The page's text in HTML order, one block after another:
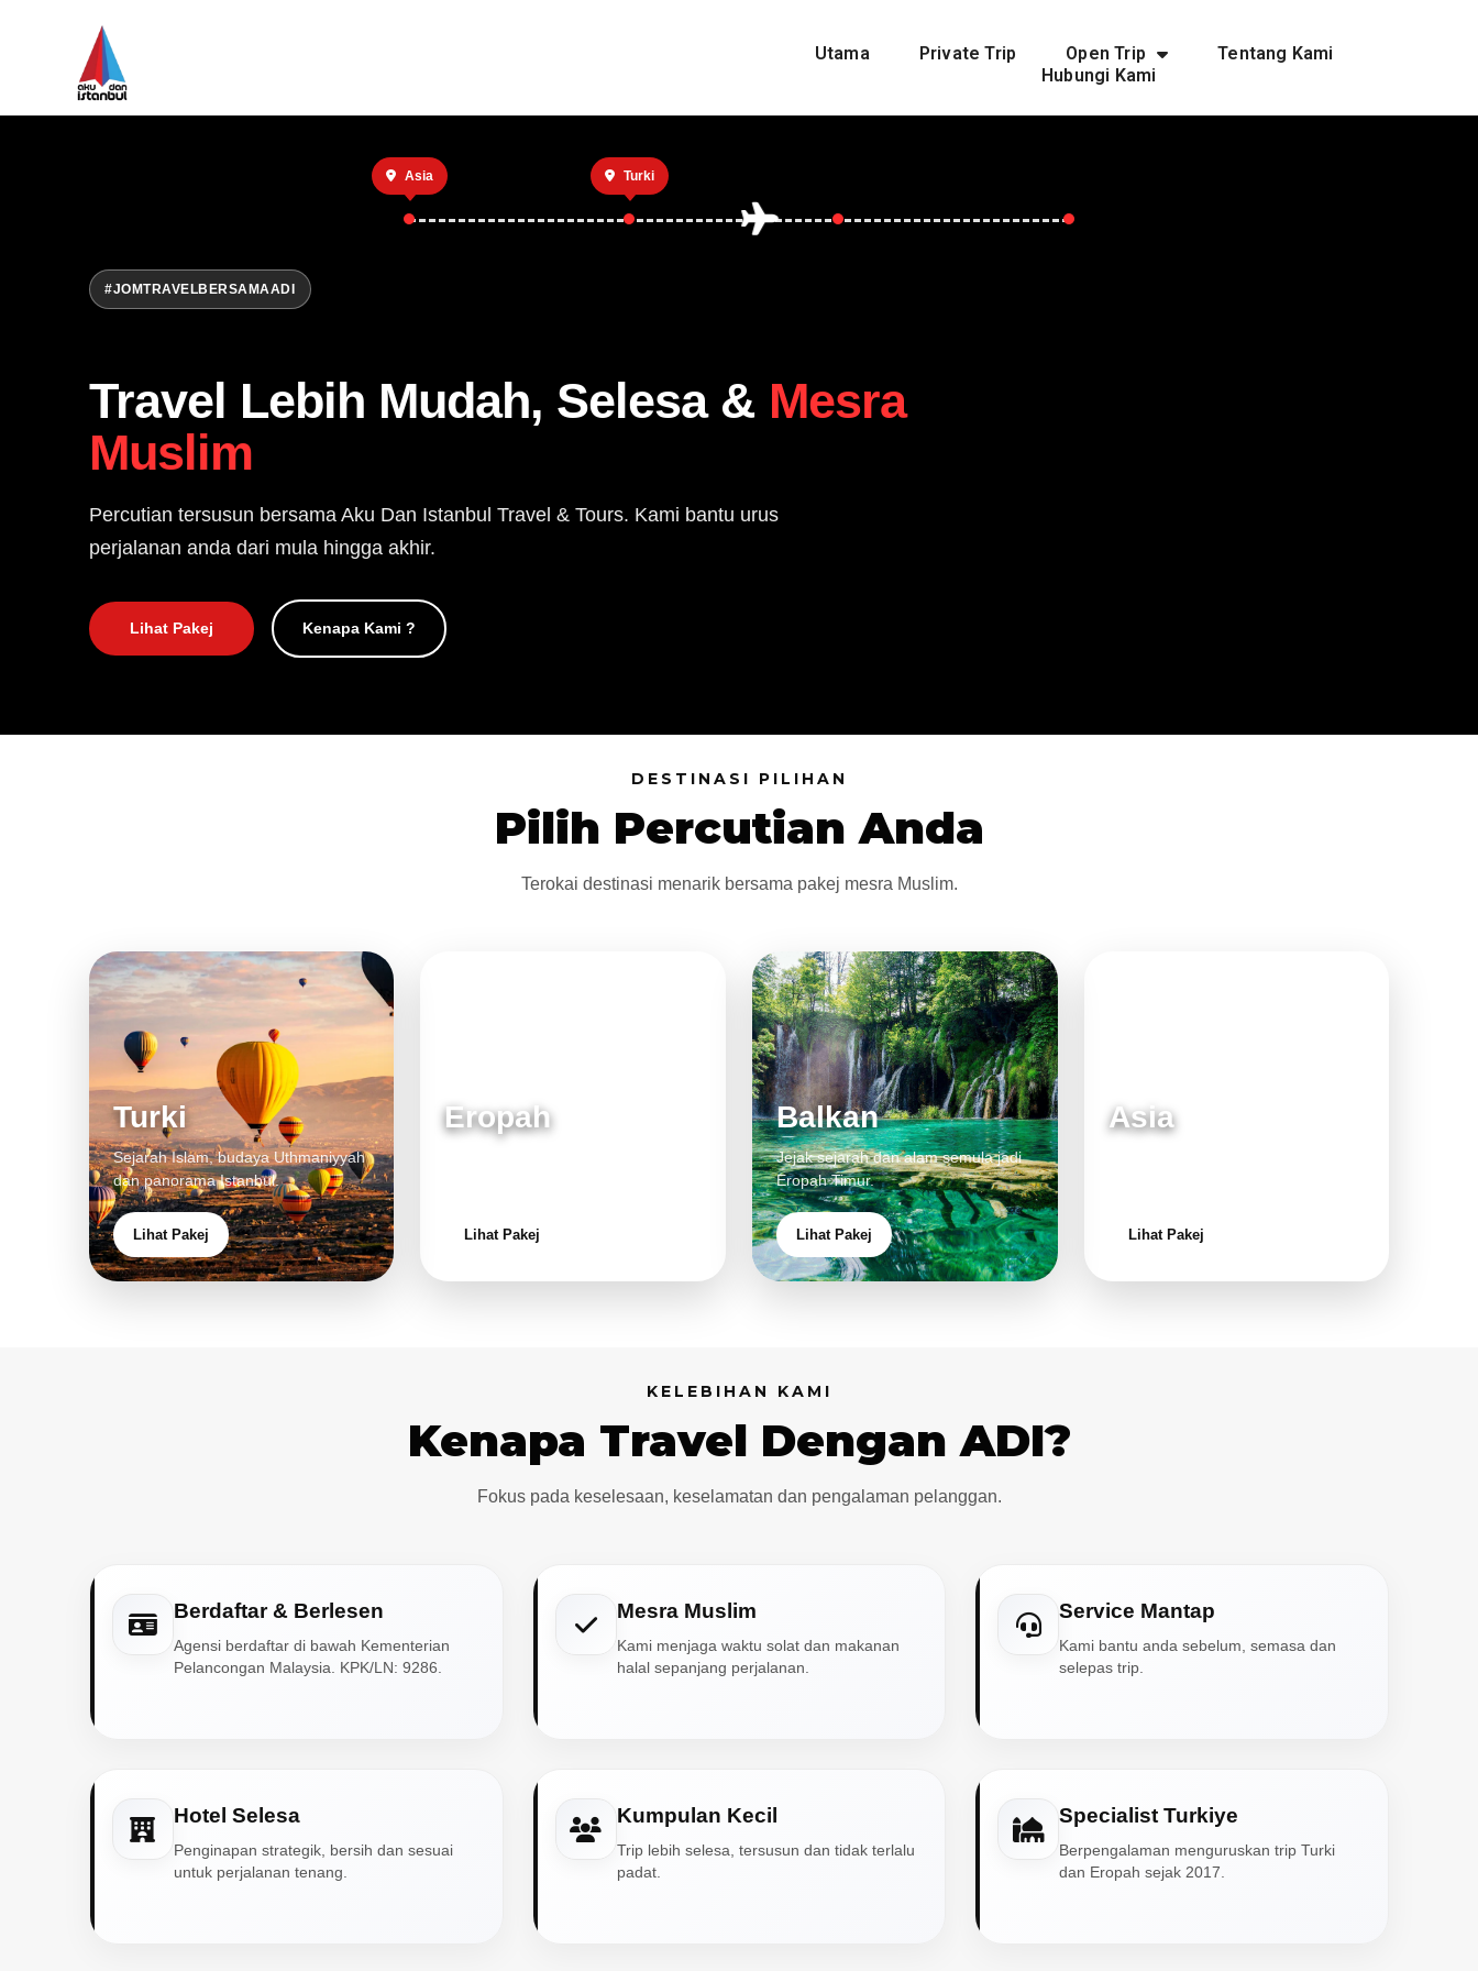
Utama Private Trip Open Trip
Tentang Kami
Hubungi Kami
Asia Turki
#JOMTRAVELBERSAMAADI
Travel Lebih Mudah, Selesa & Mesra
Muslim
Percutian tersusun bersama Aku Dan Istanbul Travel & Tours. Kami bantu urus
perjalanan anda dari mula hingga akhir.
Lihat Pakej Kenapa Kami ?
DESTINASI PILIHAN
Pilih Percutian Anda
Terokai destinasi menarik bersama pakej mesra Muslim.
Turki
Sejarah Islam, budaya Uthmaniyyah
dan panorama Istanbul.
Lihat Pakej
Eropah
Lihat Pakej
Balkan
Jejak sejarah dan alam semula jadi
Eropah Timur.
Lihat Pakej
Asia
Lihat Pakej
KELEBIHAN KAMI
Kenapa Travel Dengan ADI?
Fokus pada keselesaan, keselamatan dan pengalaman pelanggan.
Berdaftar & Berlesen
Agensi berdaftar di bawah Kementerian
Pelancongan Malaysia. KPK/LN: 9286.
Mesra Muslim
Kami menjaga waktu solat dan makanan
halal sepanjang perjalanan.
Service Mantap
Kami bantu anda sebelum, semasa dan
selepas trip.
Hotel Selesa
Penginapan strategik, bersih dan sesuai
untuk perjalanan tenang.
Kumpulan Kecil
Trip lebih selesa, tersusun dan tidak terlalu
padat.
Specialist Turkiye
Berpengalaman menguruskan trip Turki
dan Eropah sejak 2017.